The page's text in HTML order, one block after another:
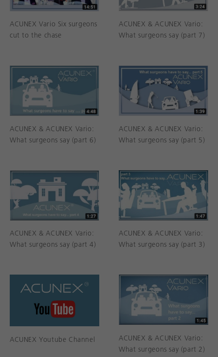
ACUNEX Vario Six surgeons
cut to the chase
ACUNEX & ACUNEX Vario:
What surgeons say (part 7)
ACUNEX & ACUNEX Vario:
What surgeons say (part 6)
ACUNEX & ACUNEX Vario:
What surgeons say (part 5)
ACUNEX & ACUNEX Vario:
What surgeons say (part 4)
ACUNEX & ACUNEX Vario:
What surgeons say (part 3)
ACUNEX Youtube Channel
ACUNEX & ACUNEX Vario:
What surgeons say (part 2)